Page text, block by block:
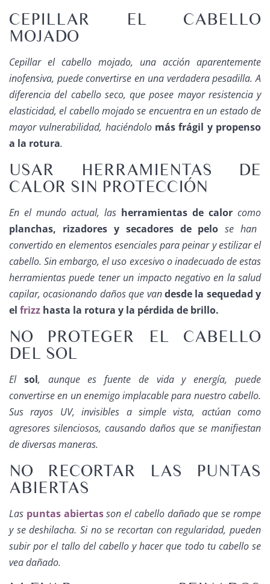
CEPILLAR EL CABELLO
MOJADO
Cepillar el cabello mojado, una acción aparentemente
inofensiva, puede convertirse en una verdadera pesadilla. A
diferencia del cabello seco, que posee mayor resistencia y
elasticidad, el cabello mojado se encuentra en un estado de
mayor vulnerabilidad, haciéndolo más frágil y propenso
a la rotura.
USAR HERRAMIENTAS DE
CALOR SIN PROTECCIÓN
En el mundo actual, las herramientas de calor como
planchas, rizadores y secadores de pelo se han
convertido en elementos esenciales para peinar y estilizar el
cabello. Sin embargo, el uso excesivo o inadecuado de estas
herramientas puede tener un impacto negativo en la salud
capilar, ocasionando daños que vandesde la sequedad y
el frizz hasta la rotura y la pérdida de brillo.
NO PROTEGER EL CABELLO
DEL SOL
El sol, aunque es fuente de vida y energía, puede
convertirse en un enemigo implacable para nuestro cabello.
Sus rayos UV, invisibles a simple vista, actúan como
agresores silenciosos, causando daños que se manifiestan
de diversas maneras.
NO RECORTAR LAS PUNTAS
ABIERTAS
Las puntas abiertasson el cabello dañado que se rompe
y se deshilacha. Si no se recortan con regularidad, pueden
subir por el tallo del cabello y hacer que todo tu cabello se
vea dañado.